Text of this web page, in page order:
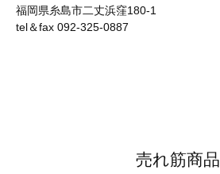
福岡県糸島市二丈浜窪180-1
tel＆fax 092-325-0887
売れ筋商品